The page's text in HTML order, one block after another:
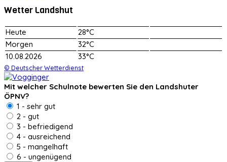
Wetter Landshut
Heute
28°C
Morgen
32°C
10.08.2026
33°C
© Deutscher Wetterdienst
Mit welcher Schulnote bewerten Sie den Landshuter
ÖPNV?
1 - sehr gut
2 - gut
3 - befriedigend
4 - ausreichend
5 - mangelhaft
6 - ungenügend